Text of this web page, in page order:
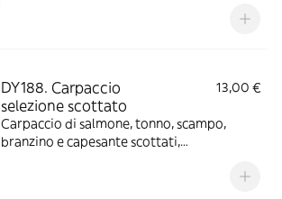
DY188. Carpaccio
selezione scottato
13,00 €
Carpaccio di salmone, tonno, scampo,
branzino e capesante scottati,
soia cantonese, erba cipollina e olio EVO